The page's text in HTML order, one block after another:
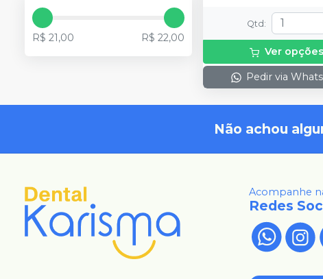
R$ 21,00 R$ 22,00
Qtd:
Ver opções
Pedir via
Não achou
Acompanhe
Redes